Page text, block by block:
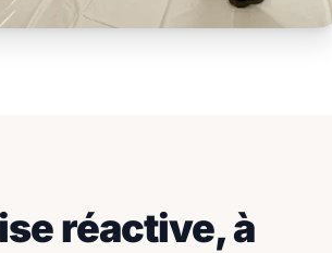
réactive, à